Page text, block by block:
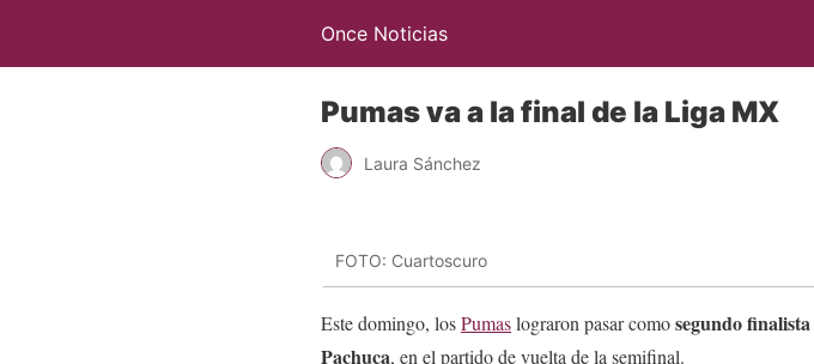
Once Noticias
Pumas va a la final de la Liga MX
Laura Sánchez
FOTO: Cuartoscuro
Este domingo, losPumaslograron pasar comosegundo finalista
Pachuca, en el partido de vuelta de la semifinal.